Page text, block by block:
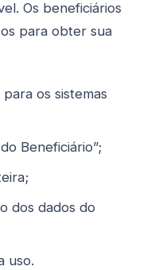
Os beneficiários
para obter sua
os sistemas
Beneficiário”;
dos dados do
uso.